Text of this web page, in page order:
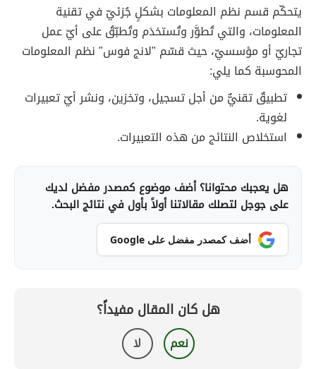
يتحكّم قسم نظم المعلومات بشكلٍ جُزئيّ في تقنية
المعلومات، والتي تُطوَّر وتُستخدَم وتُطبّقُ على أيّ عمل
تجاريّ أو مؤسسيّ، حيث قسّم "لانج فوس" نظم المعلومات
المحوسبة كما يلي:
تطبيقٌ تقنيٌّ من أجل تسجيل، وتخزين، ونشر أيّ تعبيرات
لغوية.
استخلاص النتائج من هذه التعبيرات.
هل يعجبك محتوانا؟ أضف موضوع كمصدر مفضل لديك
على جوجل لتصلك مقالاتنا أولاً بأول في نتائج البحث.
أضف كمصدر مفضل على Google
هل كان المقال مفيداً؟
نعم لا